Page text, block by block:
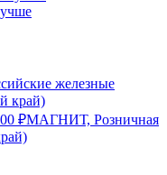
железные
край)
₽МАГНИТ, Розничная